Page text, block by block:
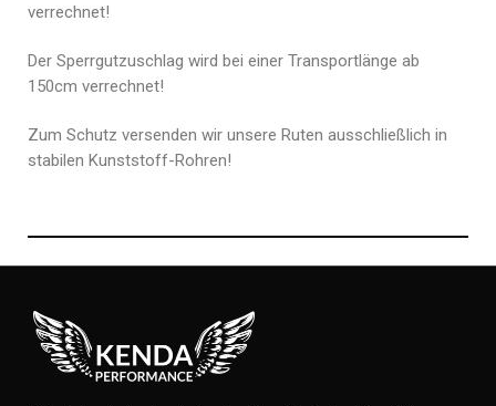
verrechnet!
Der Sperrgutzuschlag wird bei einer Transportlänge ab
150cm verrechnet!
Zum Schutz versenden wir unsere Ruten ausschließlich in
stabilen Kunststoff-Rohren!